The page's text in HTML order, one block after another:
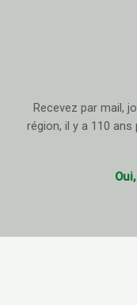
Recevez par mail,
région, il y a 110